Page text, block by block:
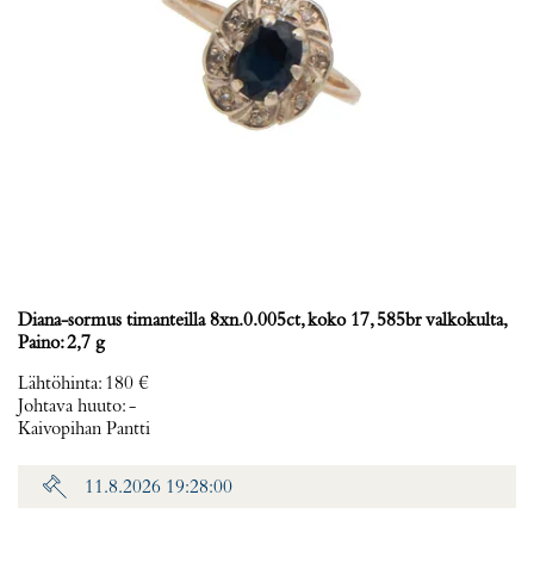
Diana-sormus timanteilla 8xn.0.005ct, koko 17, 585br valkokulta,
Paino: 2,7 g
Lähtöhinta: 180 €
Johtava huuto:-
Kaivopihan Pantti
11.8.2026 19:28:00